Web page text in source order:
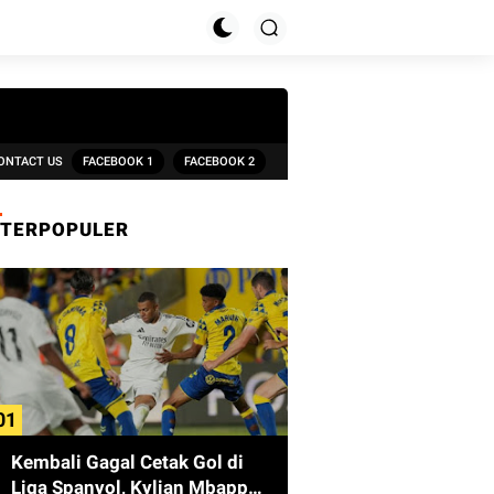
US FACEBOOK 1 FACEBOOK 2
TERPOPULER
Kembali Gagal Cetak Gol di
Liga Spanyol, Kylian Mbappe